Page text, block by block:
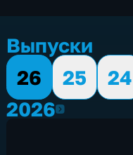
Выпуски
26
25 24
20262026